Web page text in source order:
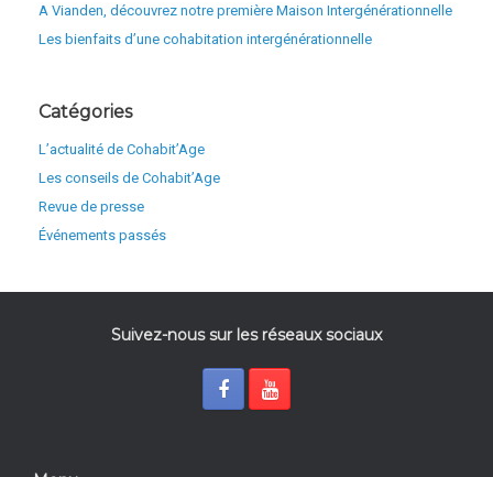
A Vianden, découvrez notre première Maison Intergénérationnelle
Les bienfaits d’une cohabitation intergénérationnelle
Catégories
L’actualité de Cohabit’Age
Les conseils de Cohabit’Age
Revue de presse
Événements passés
Suivez-nous sur les réseaux sociaux